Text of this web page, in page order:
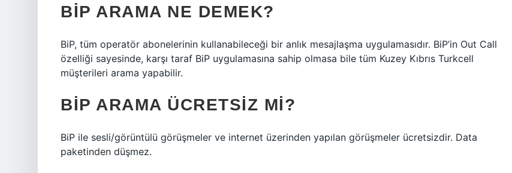
BIP ARAMA NE DEMEK?
BiP, tüm operatör abonelerinin kullanabileceği bir anlık mesajlaşma uygulamasıdır. BiP’in Out Call
özelliği sayesinde, karşı taraf BiP uygulamasına sahip olmasa bile tüm Kuzey Kıbrıs Turkcell
müşterileri arama yapabilir.
BIP ARAMA ÜCRETSIZ MI?
BiP ile sesli/görüntülü görüşmeler ve internet üzerinden yapılan görüşmeler ücretsizdir. Data
paketinden düşmez.